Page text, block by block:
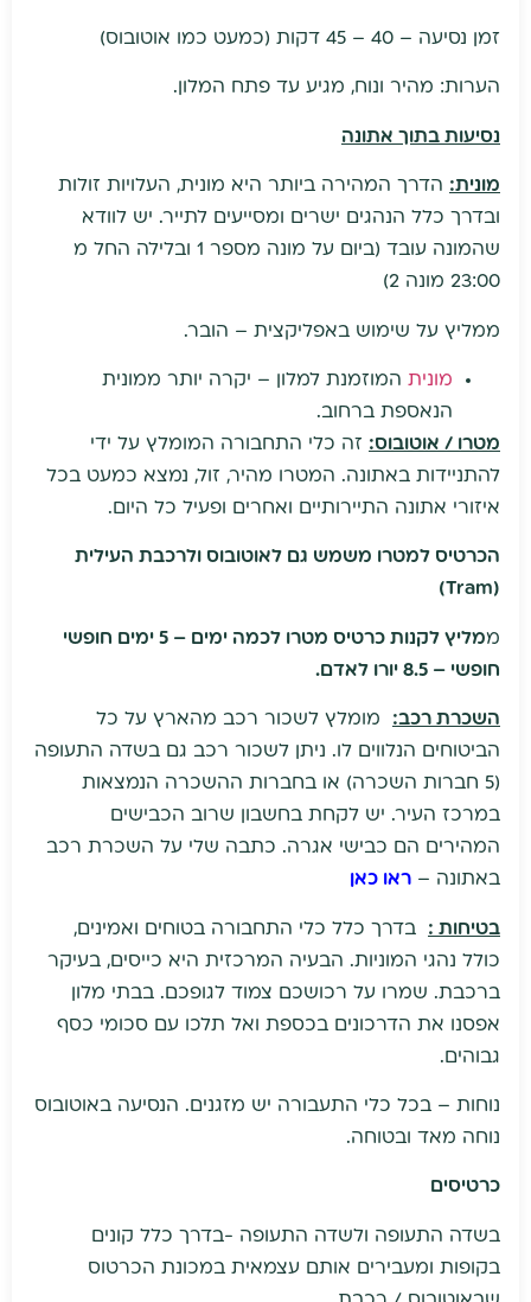
זמן נסיעה – 40 – 45 דקות (כמעט כמו אוטובוס)
הערות: מהיר ונוח, מגיע עד פתח המלון.
נסיעות בתוך אתונה
מונית: הדרך המהירה ביותר היא מונית, העלויות זולות
ובדרך כלל הנהגים ישרים ומסייעים לתייר. יש לוודא
שהמונה עובד (ביום על מונה מספר 1 ובלילה החל מ
23:00 מונה 2)
ממליץ על שימוש באפליקצית – הובר.
מונית המוזמנת למלון – יקרה יותר ממונית
הנאספת ברחוב.
מטרו / אוטובוס: זה כלי התחבורה המומלץ על ידי
להתניידות באתונה. המטרו מהיר, זול, נמצא כמעט בכל
איזורי אתונה התיירותיים ואחרים ופעיל כל היום.
הכרטיס למטרו משמש גם לאוטובוס ולרכבת העילית
(Tram)
מ
מליץ לקנות כרטיס מטרו לכמה ימים – 5 ימים חופשי
חופשי – 8.5 יורו לאדם.
השכרת רכב: מומלץ לשכור רכב מהארץ על כל
הביטוחים הנלווים לו. ניתן לשכור רכב גם בשדה התעופה
(5 חברות השכרה) או בחברות ההשכרה הנמצאות
במרכז העיר. יש לקחת בחשבון שרוב הכבישים
המהירים הם כבישי אגרה. כתבה שלי על השכרת רכב
באתונה – ראו כאן
בטיחות : בדרך כלל כלי התחבורה בטוחים ואמינים,
כולל נהגי המוניות. הבעיה המרכזית היא כייסים, בעיקר
ברכבת. שמרו על רכושכם צמוד לגופכם. בבתי מלון
אפסנו את הדרכונים בכספת ואל תלכו עם סכומי כסף
גבוהים.
נוחות – בכל כלי התעבורה יש מזגנים. הנסיעה באוטובוס
נוחה מאד ובטוחה.
כרטיסים
בשדה התעופה ולשדה התעופה -בדרך כלל קונים
בקופות ומעבירים אותם עצמאית במכונת הכרטוס